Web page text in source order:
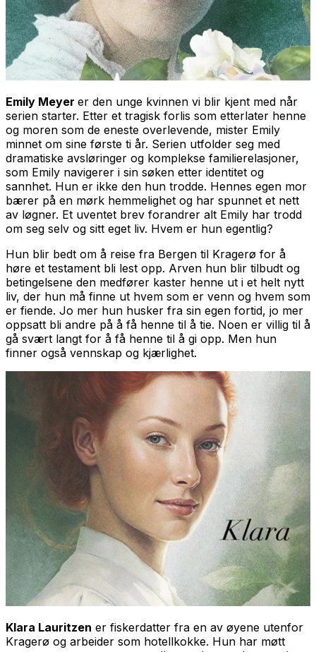
Emily Meyer er den unge kvinnen vi blir kjent med når
serien starter. Etter et tragisk forlis som etterlater henne
og moren som de eneste overlevende, mister Emily
minnet om sine første ti år. Serien utfolder seg med
dramatiske avsløringer og komplekse familierelasjoner,
som Emily navigerer i sin søken etter identitet og
sannhet. Hun er ikke den hun trodde. Hennes egen mor
bærer på en mørk hemmelighet og har spunnet et nett
av løgner. Et uventet brev forandrer alt Emily har trodd
om seg selv og sitt eget liv. Hvem er hun egentlig?
Hun blir bedt om å reise fra Bergen til Kragerø for å
høre et testament bli lest opp. Arven hun blir tilbudt og
betingelsene den medfører kaster henne ut i et helt nytt
liv, der hun må finne ut hvem som er venn og hvem som
er fiende. Jo mer hun husker fra sin egen fortid, jo mer
oppsatt bli andre på å få henne til å tie. Noen er villig til å
gå svært langt for å få henne til å gi opp. Men hun
finner også vennskap og kjærlighet.
Klara Lauritzen er fiskerdatter fra en av øyene utenfor
Kragerø og arbeider som hotellkokke. Hun har møtt